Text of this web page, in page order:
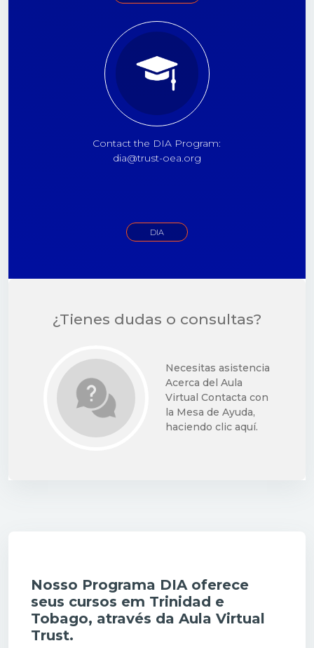
Contact the DIA Program:
dia@trust-oea.org
DIA
¿Tienes dudas o consultas?
Necesitas asistencia
Acerca del Aula
Virtual Contacta con
la Mesa de Ayuda,
haciendo clic aquí.
Nosso Programa DIA oferece
seus cursos em Trinidad e
Tobago, através da Aula Virtual
Trust.